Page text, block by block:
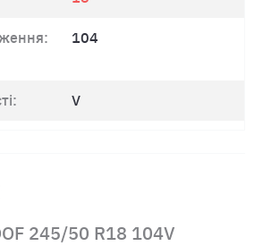
104
V
245/50 R18 104V